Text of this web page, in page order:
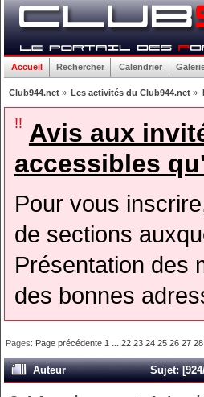
Accueil Rechercher Calendrier
Club944.net» Les activités du Club944.net »
!! Avis aux
accessibles
Pour vous
de sections
Présentation des
des bonnes
Pages: Page précédente 1 ...22 23 24 25 26 27 28
Auteur Sujet: